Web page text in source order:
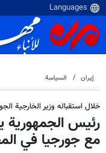
إيران السياسة
خلال استقباله وزير الخارجية
رئيس الجمهورية
مع جورجيا في